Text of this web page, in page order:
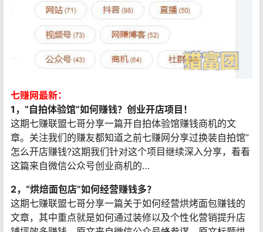
七赚网最新：
1，“自拍体验馆”如何赚钱？创业开店项目！
这期七赚联盟七哥分享一篇开自拍体验馆赚钱商机的文
章。关注我们的赚友都知道之前七赚网分享过换装自拍馆”
怎么开店赚钱?这期我们针对这个项目继续深入分享，看看
这篇来自微信公众号创业商机的…
2，“烘焙面包店”如何经营赚钱多？
这期七赚联盟七哥分享一篇关于如何经营烘烤面包赚钱的
文章，其中重点就是如何通过装修以及个性化营销提升店